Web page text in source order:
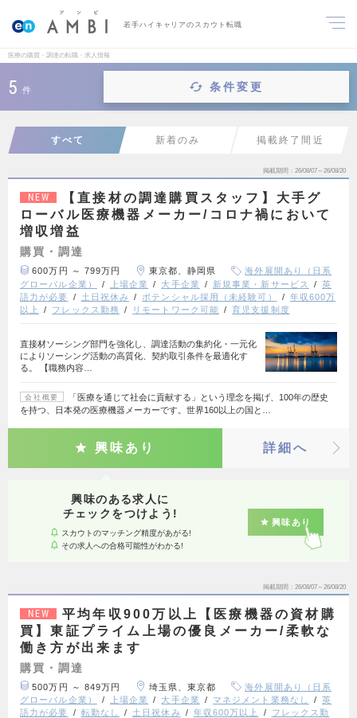
若手ハイキャリアのスカウト転職
医療の購買・調達の転職・求人情報
5 件 条件変更
すべて 新着のみ 掲載終了間近
掲載期間 26/08/07～26/08/20
NEW
【直接材の調達購買スタッフ】大手グ
ローバル医療機器メーカー/コロナ禍において
増収増益
購買・調達
600万円 ～ 799万円 東京都、静岡県
海外展開あり（日系
グローバル企業）
上場企業 大手企業 新規事業・新サービス
英
語力が必要
土日祝休み ポテンシャル採用（未経験可）
年収600万
以上
フレックス勤務 リモートワーク可能 育児支援制度
直接材ソーシング部門を強化し、調達活動の集約化・一元化
によりソーシング活動の高質化、契約取引条件を最適化す
る。 【職務内容…
会社概要
「医療を通じて社会に貢献する」という理念を掲げ、100年の歴史
を持つ、日本発の医療機器メーカーです。世界160以上の国と…
興味あり 詳細へ
興味のある求人に
チェックをつけよう!
スカウトのマッチング精度があがる!
その求人への合格可能性がわかる!
興味あり
掲載期間 26/08/07～26/08/20
NEW
平均年収900万以上【医療機器の資材購
買】東証プライム上場の優良メーカー/柔軟な
働き方が出来ます
購買・調達
500万円 ～ 849万円 埼玉県、東京都
海外展開あり（日系
グローバル企業）
上場企業 大手企業 マネジメント業務なし
英
語力が必要
転勤なし 土日祝休み 年収600万以上
フレックス勤